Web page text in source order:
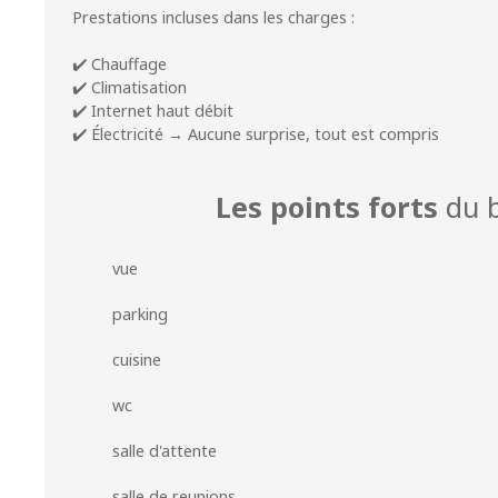
Prestations incluses dans les charges :
✔️ Chauffage
✔️ Climatisation
✔️ Internet haut débit
✔️ Électricité → Aucune surprise, tout est compris
Les points forts du
vue
parking
cuisine
wc
salle d'attente